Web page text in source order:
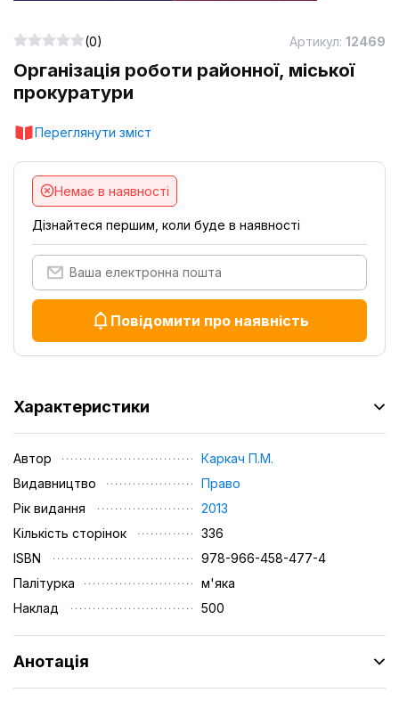
Організація роботи районної, міської
прокуратури
Переглянути зміст
(0) Артикул: 12469
Немає в наявності
Дізнайтеся першим, коли буде в наявності
Повідомити про наявність
Характеристики
Автор
Каркач П.М.
Видавництво
Право
Рік видання
2013
Кількість сторінок
336
ISBN
978-966-458-477-4
Палітурка
м'яка
Наклад
500
Анотація